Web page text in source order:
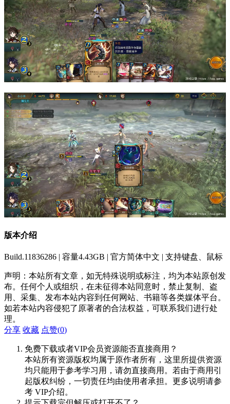
版本介绍
Build.11836286 | 容量4.43GB | 官方简体中文 | 支持键盘、鼠标
声明：本站所有文章，如无特殊说明或标注，均为本站原创发
布。任何个人或组织，在未征得本站同意时，禁止复制、盗
用、采集、发布本站内容到任何网站、书籍等各类媒体平台。
如若本站内容侵犯了原著者的合法权益，可联系我们进行处
理。
分享 收藏 点赞(0)
免费下载或者VIP会员资源能否直接商用？
本站所有资源版权均属于原作者所有，这里所提供资源
均只能用于参考学习用，请勿直接商用。若由于商用引
起版权纠纷，一切责任均由使用者承担。更多说明请参
考 VIP介绍。